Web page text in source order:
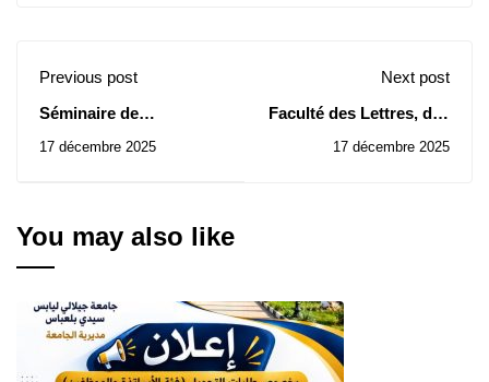
Previous post
Séminaire de
d’Informatique / fait une
17 décembre 2025
Next post
Faculté des Lettres, des
Avis d’Attribution
17 décembre 2025
You may also like